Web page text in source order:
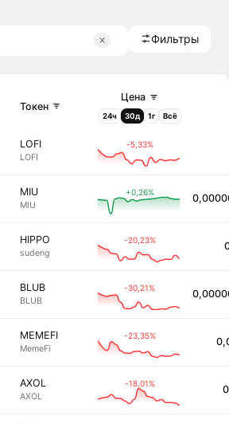
Фильтры
Токен
Цена
24ч 30д 1г Всё
LOFI
LOFI
-5,33%
MIU
MIU
+0,26%
HIPPO
sudeng
-20,23%
BLUB
BLUB
-30,21%
MEMEFI
MemeFi
-23,35%
AXOL
AXOL
-18,01%